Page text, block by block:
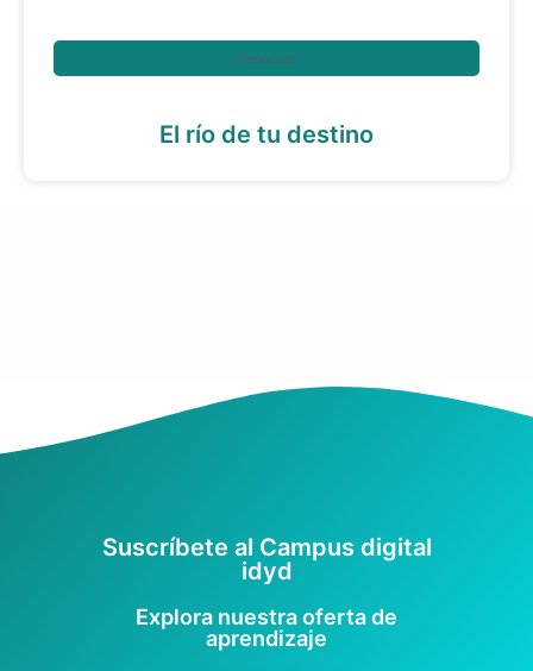
Recursos
El río de tu destino
Suscríbete al Campus digital
idyd
Explora nuestra oferta de
aprendizaje